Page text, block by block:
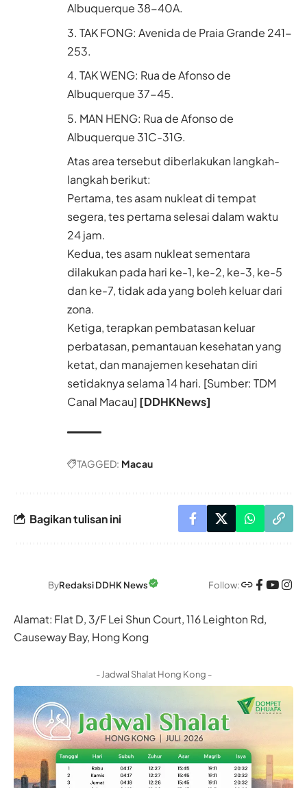
Albuquerque 38-40A.
TAK FONG: Avenida de Praia Grande 241-
253.
TAK WENG: Rua de Afonso de
Albuquerque 37-45.
MAN HENG: Rua de Afonso de
Albuquerque 31C-31G.
Atas area tersebut diberlakukan langkah-
langkah berikut:
Pertama, tes asam nukleat di tempat
segera, tes pertama selesai dalam waktu
24 jam.
Kedua, tes asam nukleat sementara
dilakukan pada hari ke-1, ke-2, ke-3, ke-5
dan ke-7, tidak ada yang boleh keluar dari
zona.
Ketiga, terapkan pembatasan keluar
perbatasan, pemantauan kesehatan yang
ketat, dan manajemen kesehatan diri
setidaknya selama 14 hari. [Sumber: TDM
Canal Macau] [DDHKNews]
TAGGED: Macau
Bagikan tulisan ini
ByRedaksi DDHK News Follow:
Alamat: Flat D, 3/F Lei Shun Court, 116 Leighton Rd,
Causeway Bay, Hong Kong
- Jadwal Shalat Hong Kong -